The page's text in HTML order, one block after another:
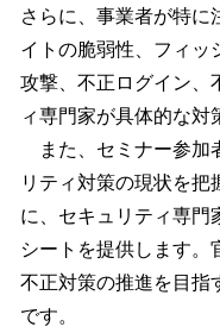
さらに、事業者が特に
イトの脆弱性、フィッ
攻撃、不正ログイン、
ィ専門家が具体的な対
また、セミナー参加
リティ対策の現状を把
に、セキュリティ専門
シートを提供します。
不正対策の推進を目指
です。